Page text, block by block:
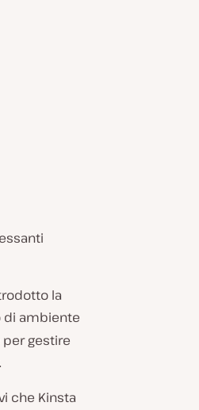
la
di ambiente
gestire
che Kinsta